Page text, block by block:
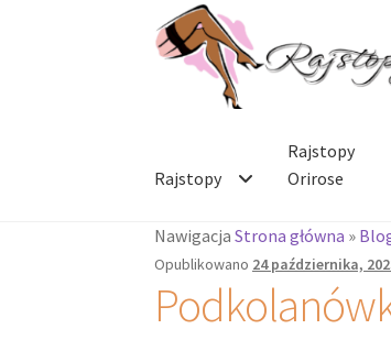
Rajstopy
Rajstopy
Orirose
NawigacjaStrona główna »
Opublikowano 24 października,